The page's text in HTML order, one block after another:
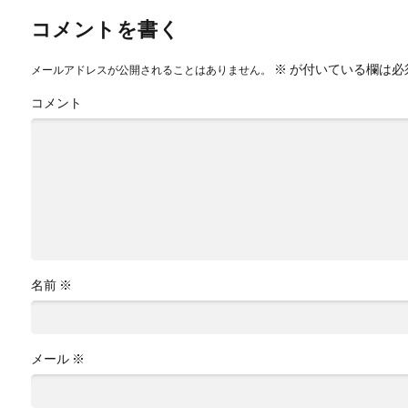
コメントを書く
メールアドレスが公開されることはありません。 ※ が付いている欄は必
コメント
名前 ※
メール ※